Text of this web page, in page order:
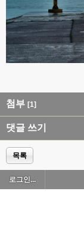
첨부 [1]
댓글 쓰기
목록
로그인...